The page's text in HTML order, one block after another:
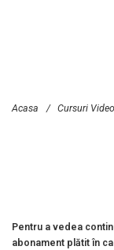
Acasa / Cursuri Video
Pentru a vedea
abonament plătit în